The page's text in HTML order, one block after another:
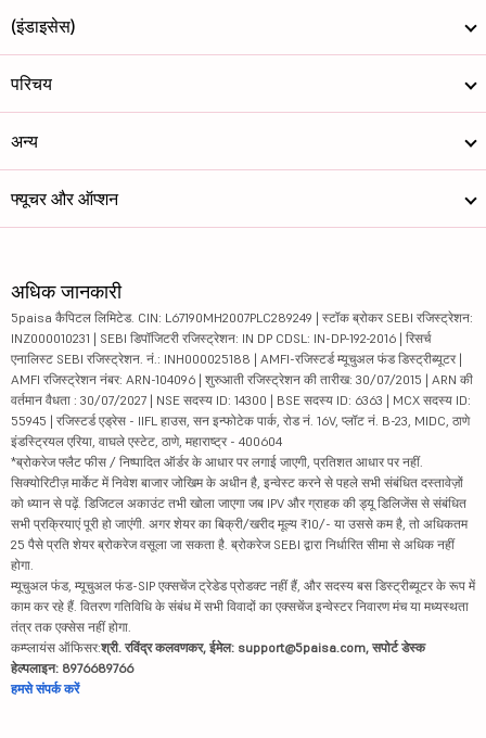
(इंडाइसेस)
परिचय
अन्य
फ्यूचर और ऑप्शन
अधिक जानकारी
5paisa कैपिटल लिमिटेड. CIN: L67190MH2007PLC289249 | स्टॉक ब्रोकर SEBI रजिस्ट्रेशन:
INZ000010231 | SEBI डिपॉजिटरी रजिस्ट्रेशन: IN DP CDSL: IN-DP-192-2016 | रिसर्च
एनालिस्ट SEBI रजिस्ट्रेशन. नं.: INH000025188 | AMFI-रजिस्टर्ड म्यूचुअल फंड डिस्ट्रीब्यूटर |
AMFI रजिस्ट्रेशन नंबर: ARN-104096 | शुरुआती रजिस्ट्रेशन की तारीख: 30/07/2015 | ARN की
वर्तमान वैधता : 30/07/2027 | NSE सदस्य ID: 14300 | BSE सदस्य ID: 6363 | MCX सदस्य ID:
55945 | रजिस्टर्ड एड्रेस - IIFL हाउस, सन इन्फोटेक पार्क, रोड नं. 16V, प्लॉट नं. B-23, MIDC, ठाणे
इंडस्ट्रियल एरिया, वाघले एस्टेट, ठाणे, महाराष्ट्र - 400604
*ब्रोकरेज फ्लैट फीस / निष्पादित ऑर्डर के आधार पर लगाई जाएगी, प्रतिशत आधार पर नहीं.
सिक्योरिटीज़ मार्केट में निवेश बाजार जोखिम के अधीन है, इन्वेस्ट करने से पहले सभी संबंधित दस्तावेज़ों
को ध्यान से पढ़ें. डिजिटल अकाउंट तभी खोला जाएगा जब IPV और ग्राहक की ड्यू डिलिजेंस से संबंधित
सभी प्रक्रियाएं पूरी हो जाएंगी. अगर शेयर का बिक्री/खरीद मूल्य ₹10/- या उससे कम है, तो अधिकतम
25 पैसे प्रति शेयर ब्रोकरेज वसूला जा सकता है. ब्रोकरेज SEBI द्वारा निर्धारित सीमा से अधिक नहीं
होगा.
म्यूचुअल फंड, म्यूचुअल फंड-SIP एक्सचेंज ट्रेडेड प्रोडक्ट नहीं हैं, और सदस्य बस डिस्ट्रीब्यूटर के रूप में
काम कर रहे हैं. वितरण गतिविधि के संबंध में सभी विवादों का एक्सचेंज इन्वेस्टर निवारण मंच या मध्यस्थता
तंत्र तक एक्सेस नहीं होगा.
कम्प्लायंस ऑफिसर:श्री. रविंद्र कलवणकर, ईमेल: support@5paisa.com, सपोर्ट डेस्क
हेल्पलाइन: 8976689766
हमसे संपर्क करें